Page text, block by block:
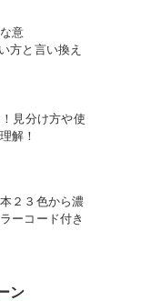
意
方と言い換え
見分け方や使
解！
２３色から濃
ーコード付き
ン